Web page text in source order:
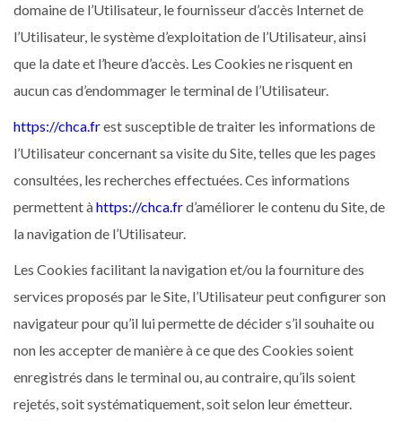
domaine de l’Utilisateur, le fournisseur d’accès Internet de
l’Utilisateur, le système d’exploitation de l’Utilisateur, ainsi
que la date et l’heure d’accès. Les Cookies ne risquent en
aucun cas d’endommager le terminal de l’Utilisateur.
https://chca.frest susceptible de traiter les informations de
l’Utilisateur concernant sa visite du Site, telles que les pages
consultées, les recherches effectuées. Ces informations
permettent àhttps://chca.frd’améliorer le contenu du Site, de
la navigation de l’Utilisateur.
Les Cookies facilitant la navigation et/ou la fourniture des
services proposés par le Site, l’Utilisateur peut configurer son
navigateur pour qu’il lui permette de décider s’il souhaite ou
non les accepter de manière à ce que des Cookies soient
enregistrés dans le terminal ou, au contraire, qu’ils soient
rejetés, soit systématiquement, soit selon leur émetteur.